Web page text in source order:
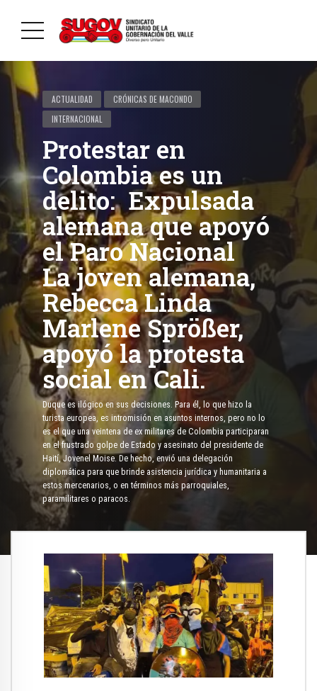
ACTUALIDAD
CRÓNICAS DE MACONDO
INTERNACIONAL
Protestar en
Colombia es un
delito: Expulsada
alemana que apoyó
el Paro Nacional
La joven alemana,
Rebecca Linda
Marlene Sprößer,
apoyó la protesta
social en Cali.
Duque es ilógico en sus decisiones. Para él, lo que hizo la
turista europea, es intromisión en asuntos internos, pero no lo
es el que una veintena de ex militares de Colombia participaran
en el frustrado golpe de Estado y asesinato del presidente de
Haití, Jovenel Moise. De hecho, envió una delegación
diplomática para que brinde asistencia jurídica y humanitaria a
estos mercenarios, o en términos más parroquiales,
paramilitares o paracos.